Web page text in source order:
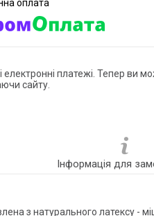
електронні платежі. Тепер ви
сайту.
Інформація для
з натурального латексу -